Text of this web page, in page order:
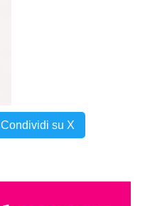
Condividi su X